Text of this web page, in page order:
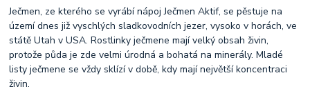
Ječmen, ze kterého se vyrábí nápoj Ječmen Aktif, se pěstuje na
území dnes již vyschlých sladkovodních jezer, vysoko v horách, ve
státě Utah v USA. Rostlinky ječmene mají velký obsah živin,
protože půda je zde velmi úrodná a bohatá na minerály. Mladé
listy ječmene se vždy sklízí v době, kdy mají největší koncentraci
živin.